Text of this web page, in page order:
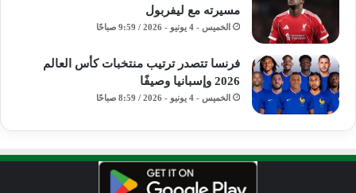
مسيرته مع ليفربول
الخميس - 4 يونيو - 2026 / 9:59 صباحًا
فرنسا تتصدر ترتيب منتخبات كأس العالم
2026 وإسبانيا وصيفًا
الخميس - 4 يونيو - 2026 / 8:59 صباحًا